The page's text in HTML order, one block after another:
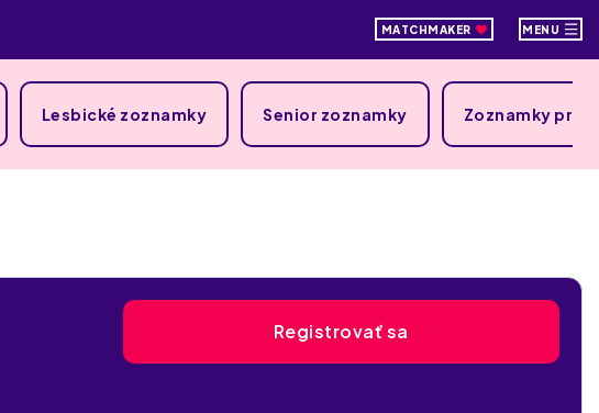
MATCHMAKER MENU
Lesbické zoznamky Senior zoznamky Zoznamky pre
Registrovať sa